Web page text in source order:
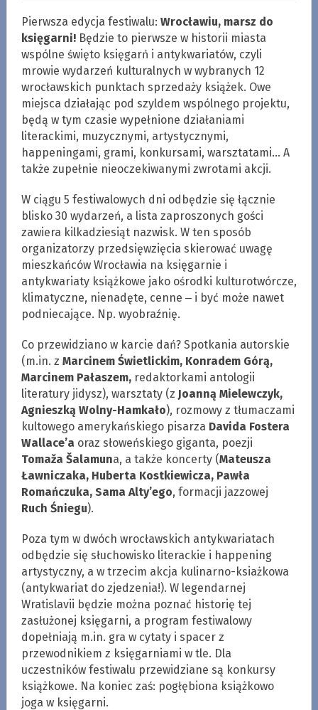
Pierwsza edycja festiwalu: Wrocławiu, marsz do
księgarni!Będzie to pierwsze w historii miasta
wspólne święto księgarń i antykwariatów, czyli
mrowie wydarzeń kulturalnych w wybranych 12
wrocławskich punktach sprzedaży książek. Owe
miejsca działając pod szyldem wspólnego projektu,
będą w tym czasie wypełnione działaniami
literackimi, muzycznymi, artystycznymi,
happeningami, grami, konkursami, warsztatami… A
także zupełnie nieoczekiwanymi zwrotami akcji.
W ciągu 5 festiwalowych dni odbędzie się łącznie
blisko 30 wydarzeń, a lista zaproszonych gości
zawiera kilkadziesiąt nazwisk. W ten sposób
organizatorzy przedsięwzięcia skierować uwagę
mieszkańców Wrocławia na księgarnie i
antykwariaty książkowe jako ośrodki kulturotwórcze,
klimatyczne, nienadęte, cenne ‒ i być może nawet
podniecające. Np. wyobraźnię.
Co przewidziano w karcie dań? Spotkania autorskie
(m.in. z Marcinem Świetlickim, Konradem Górą,
Marcinem Pałaszem,redaktorkami antologii
literatury jidysz), warsztaty (z Joanną Mielewczyk,
Agnieszką Wolny-Hamkało), rozmowy z tłumaczami
kultowego amerykańskiego pisarza Davida Fostera
Wallace’a oraz słoweńskiego giganta, poezji
Tomaža Šalamuna, a także koncerty (Mateusza
Ławniczaka, Huberta Kostkiewicza, Pawła
Romańczuka, Sama Alty’ego, formacji jazzowej
Ruch Śniegu).
Poza tym w dwóch wrocławskich antykwariatach
odbędzie się słuchowisko literackie i happening
artystyczny, a w trzecim akcja kulinarno-ksiażkowa
(antykwariat do zjedzenia!). W legendarnej
Wratislavii będzie można poznać historię tej
zasłużonej księgarni, a program festiwalowy
dopełniają m.in. gra w cytaty i spacer z
przewodnikiem z księgarniami w tle. Dla
uczestników festiwalu przewidziane są konkursy
książkowe. Na koniec zaś: pogłębiona książkowo
joga w księgarni.